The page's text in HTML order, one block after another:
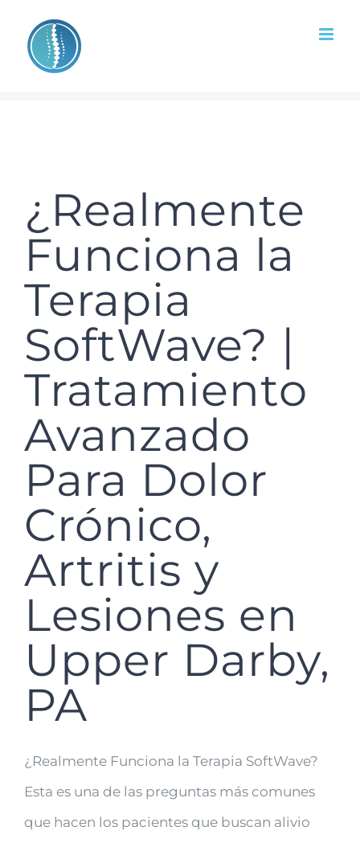
content
¿Realmente
Funciona la
Terapia
SoftWave? |
Tratamiento
Avanzado
Para Dolor
Crónico,
Artritis y
Lesiones en
Upper Darby,
PA
¿Realmente Funciona la Terapia SoftWave?
Esta es una de las preguntas más comunes
que hacen los pacientes que buscan alivio